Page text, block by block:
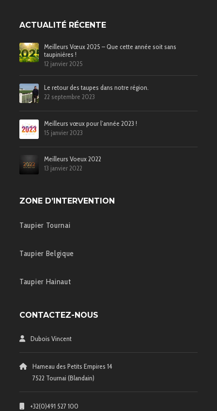
ACTUALITÉ RÉCENTE
Meilleurs Vœux 2025 – Que cette année soit sans
taupinières !
12 janvier 2025
Le retour des taupes dans notre région.
22 septembre 2023
Meilleurs vœux pour l’année 2023 !
15 janvier 2023
Meilleurs Voeux 2022
13 janvier 2022
ZONE D’INTERVENTION
Taupier Tournai
Taupier Belgique
Taupier Hainaut
CONTACTEZ-NOUS
Dubois Vincent
Hameau des Petits Empires 14
7522 Tournai (Blandain)
+32(0)491 527 100